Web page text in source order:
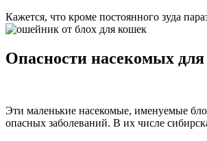
Кажется, что кроме постоянного зуда
Опасности насекомых для
Эти маленькие насекомые, именуемые
опасных заболеваний. В их числе